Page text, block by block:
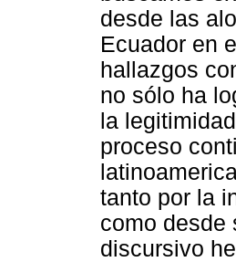
desde las
Ecuador en
hallazgos
no sólo ha
la
proceso
tanto por la
como desde
discursivo